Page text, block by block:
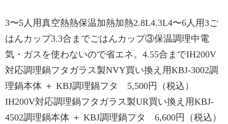
3〜5人用真空熱熱保温加熱加熱2.8L4.3L4〜6人用3ご
はんカップ3.3合までごはんカップ③保温調理中電
気・ガスを使わないので省エネ。4.55合までIH200V
対応調理鍋フタガラス製NVY買い換え用KBJ-3002調
理鍋本体 ＋ KBJ調理鍋フタ 5,500円（税込）
IH200V対応調理鍋フタガラス製UR買い換え用KBJ-
4502調理鍋本体 ＋ KBJ調理鍋フタ 6,600円（税込）